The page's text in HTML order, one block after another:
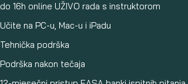
do 16h online UŽIVO rada s instruktorom
Učite na PC-u, Mac-u i iPadu
Tehnička podrška
Podrška nakon tečaja